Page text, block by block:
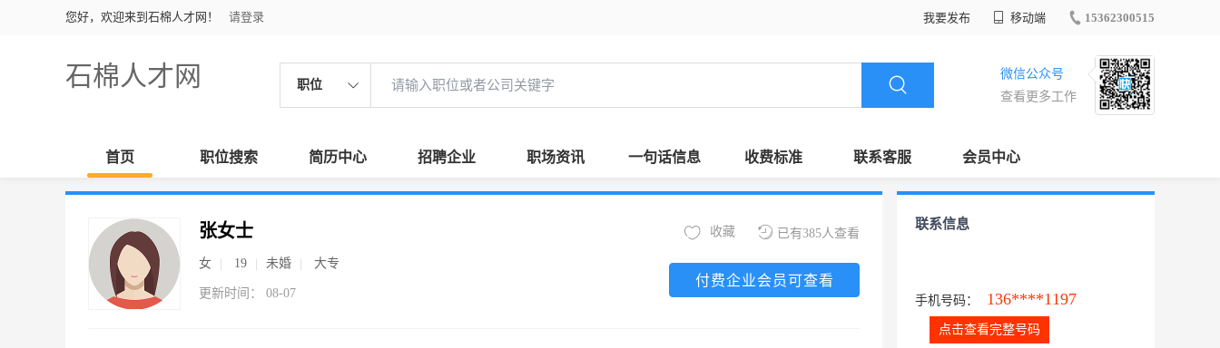
您好，欢迎来到石棉人才网！ 请登录 我要发布 移动端 15362300515
石棉人才网 职位
微信公众号
查看更多工作
首页 职位搜索 简历中心 招聘企业 职场资讯 一句话信息 收费标准 联系客服 会员中心
张女士
女 19 未婚 大专
更新时间： 08-07
已有385人查看
收藏
付费企业会员可查看
联系信息
手机号码： 136****1197
点击查看完整号码